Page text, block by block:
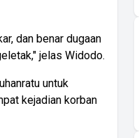
dan benar dugaan
jelas Widodo.
untuk
kejadian korban